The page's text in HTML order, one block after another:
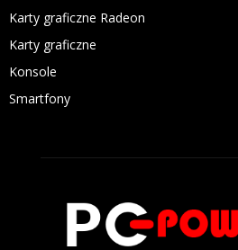
Karty graficzne Radeon
Karty graficzne
Konsole
Smartfony